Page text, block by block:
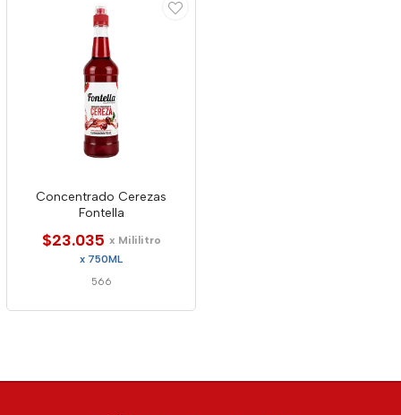
Concentrado Cerezas
Fontella
$23.035 x Mililitro
x 750ML
566